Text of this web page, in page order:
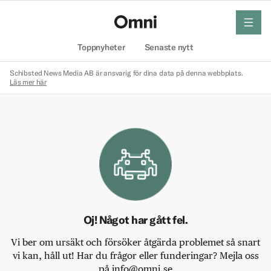
Toppnyheter Senaste nytt
meny
Schibsted News Media AB är ansvarig för dina data på denna webbplats.
Läs mer här
Oj! Något har gått fel.
Vi ber om ursäkt och försöker åtgärda problemet så snart
vi kan, håll ut! Har du frågor eller funderingar? Mejla oss